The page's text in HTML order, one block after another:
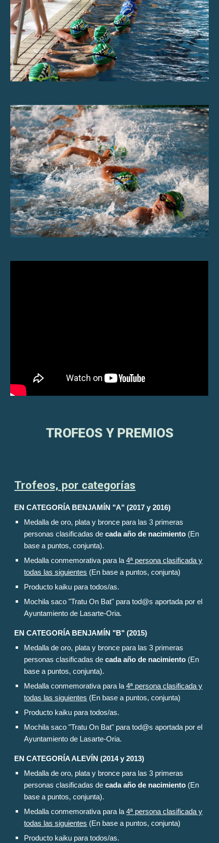
TROFEOS Y PREMIOS
Trofeos, por categorías
EN CATEGORÍA BENJAMÍN "A" (2017 y 2016)
Medalla de oro, plata y bronce para las 3 primeras
personas clasificadas decada año de nacimiento (En
base a puntos, conjunta).
Medalla conmemorativa para la4ª persona clasificada y
todas las siguientes (En base a puntos, conjunta)
Producto kaiku para todos/as.
Mochila saco "Tratu On Bat" para tod@s aportada por el
Ayuntamiento de Lasarte-Oria.
EN CATEGORÍA BENJAMÍN " B" (2015)
Medalla de oro, plata y bronce para las 3 primeras
personas clasificadas decada año de nacimiento (En
base a puntos, conjunta).
Medalla conmemorativa para la4ª persona clasificada y
todas las siguientes (En base a puntos, conjunta)
Producto kaiku para todos/as.
Mochila saco "Tratu On Bat" para tod@s aportada por el
Ayuntamiento de Lasarte-Oria.
EN CATEGORÍAALEVÍN (2014 y 2013)
Medalla de oro, plata y bronce para las 3 primeras
personas clasificadas decada año de nacimiento (En
base a puntos, conjunta).
Medalla conmemorativa para la4ª persona clasificada y
todas las siguientes (En base a puntos, conjunta)
Producto kaiku para todos/as.